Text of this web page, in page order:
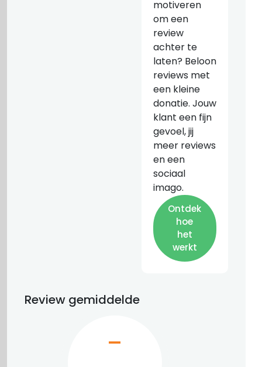
motiveren
om een
review
achter te
laten? Beloon
reviews met
een kleine
donatie. Jouw
klant een fijn
gevoel, jij
meer reviews
en een
sociaal
imago.
Ontdek
hoe
het
werkt
Review gemiddelde
–